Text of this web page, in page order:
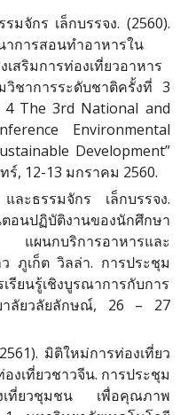
มจักร เล็กบรรจง. (2560).
การสอนทำอาหารใน
สริมการท่องเที่ยวอาหาร
วิชาการระดับชาติครั้งที่ 3
4 The 3rd National and
Environmental
Development”
, 12-13 มกราคม 2560.
ะธรรมจักร เล็กบรรจง.
ปฏิบัติงานของนักศึกษา
แผนกบริการอาหารและ
ภูเก็ต วิลล่า. การประชุม
รียนรู้เชิงบูรณาการกับการ
ลัยวลัยลักษณ์, 26 – 27
มิติใหม่การท่องเที่ยว
งเที่ยวชาวจีน. การประชุม
งเที่ยวชุมชน เพื่อคุณภาพ